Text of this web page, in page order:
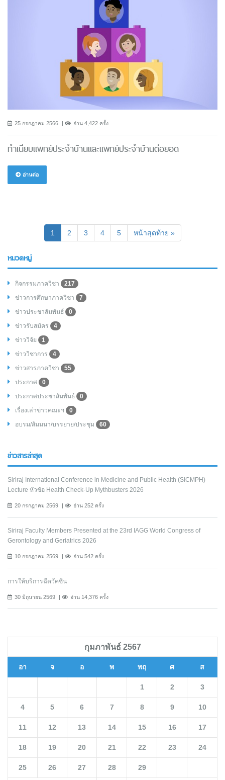
25 กรกฎาคม 2566 อ่าน 4,422 ครั้ง
ทำเนียบแพทย์ประจำบ้านและแพทย์ประจำบ้านต่อยอด
อ่านต่อ
1 (current)
2 3 4 5 หน้าสุดท้าย »
หมวดหมู่
กิจกรรมภาควิชา
217
ข่าวการศึกษาภาควิชา
7
ข่าวประชาสัมพันธ์
0
ข่าวรับสมัคร
4
ข่าววิจัย
1
ข่าววิชาการ
4
ข่าวสารภาควิชา
55
ประกาศ
0
ประกาศประชาสัมพันธ์
0
เรื่องเล่าข่าวคณะฯ
0
อบรม/สัมมนา/บรรยาย/ประชุม
60
ข่าวสารล่าสุด
Siriraj International Conference in Medicine and Public Health (SICMPH)
Lecture หัวข้อ Health Check-Up Mythbusters 2026
20 กรกฎาคม 2569 อ่าน 252 ครั้ง
Siriraj Faculty Members Presented at the 23rd IAGG World Congress of
Gerontology and Geriatrics 2026
10 กรกฎาคม 2569 อ่าน 542 ครั้ง
การให้บริการฉีดวัคซีน
30 มิถุนายน 2569 อ่าน 14,376 ครั้ง
กุมภาพันธ์ 2567
อา จ อ พ พฤ ศ ส
1 2 3
4 5 6 7 8 9 10
11 12 13 14 15 16 17
18 19 20 21 22 23 24
25 26 27 28 29